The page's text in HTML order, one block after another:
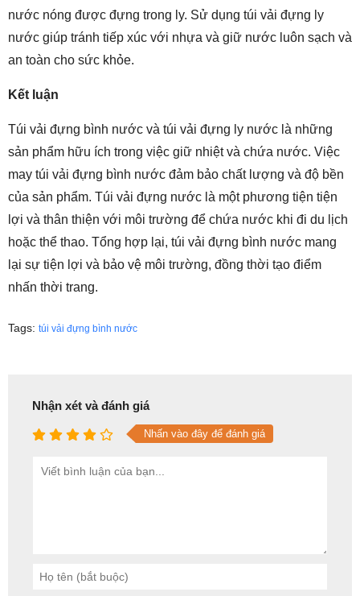
nước nóng được đựng trong ly. Sử dụng túi vải đựng ly
nước giúp tránh tiếp xúc với nhựa và giữ nước luôn sạch và
an toàn cho sức khỏe.
Kết luận
Túi vải đựng bình nước và túi vải đựng ly nước là những
sản phẩm hữu ích trong việc giữ nhiệt và chứa nước. Việc
may túi vải đựng bình nước đảm bảo chất lượng và độ bền
của sản phẩm. Túi vải đựng nước là một phương tiện tiện
lợi và thân thiện với môi trường để chứa nước khi đi du lịch
hoặc thể thao. Tổng hợp lại, túi vải đựng bình nước mang
lại sự tiện lợi và bảo vệ môi trường, đồng thời tạo điểm
nhấn thời trang.
Tags: túi vải đựng bình nước
Nhận xét và đánh giá
Nhấn vào đây để đánh giá